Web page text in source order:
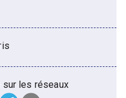
sur les réseaux